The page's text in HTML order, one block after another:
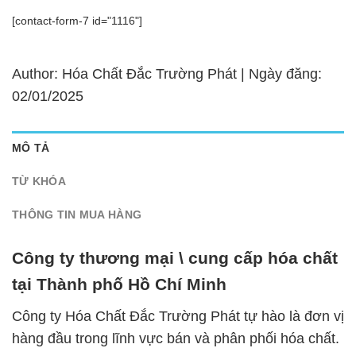
[contact-form-7 id="1116"]
Author: Hóa Chất Đắc Trường Phát | Ngày đăng:
02/01/2025
MÔ TẢ
TỪ KHÓA
THÔNG TIN MUA HÀNG
Công ty thương mại \ cung cấp hóa chất
tại Thành phố Hồ Chí Minh
Công ty Hóa Chất Đắc Trường Phát tự hào là đơn vị
hàng đầu trong lĩnh vực bán và phân phối hóa chất.